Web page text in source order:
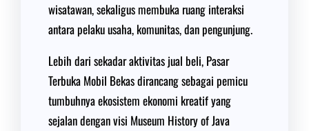
wisatawan, sekaligus membuka ruang interaksi
antara pelaku usaha, komunitas, dan pengunjung.
Lebih dari sekadar aktivitas jual beli, Pasar
Terbuka Mobil Bekas dirancang sebagai pemicu
tumbuhnya ekosistem ekonomi kreatif yang
sejalan dengan visi Museum History of Java